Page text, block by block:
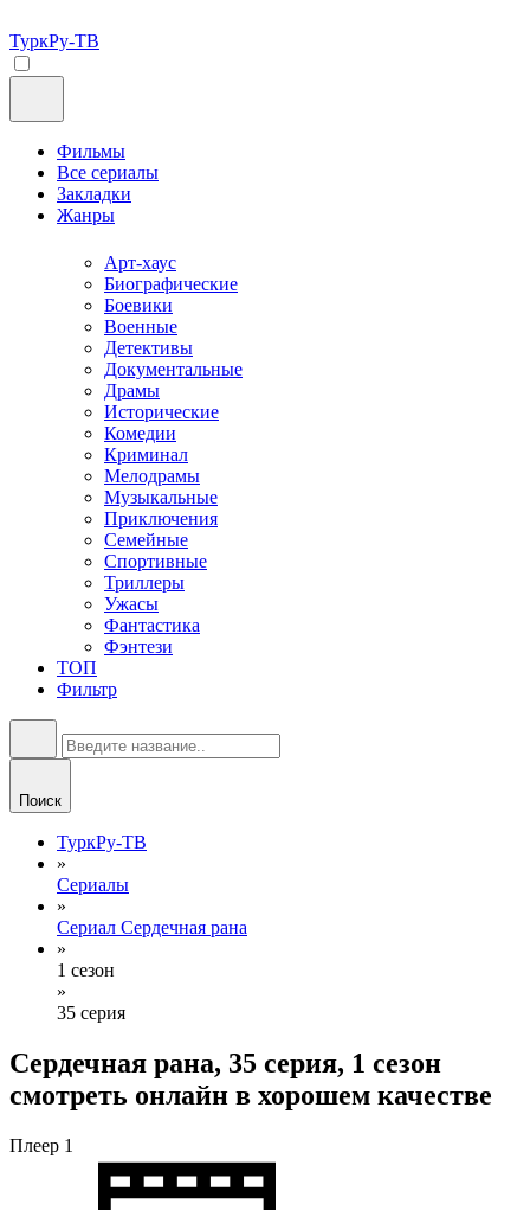
ТуркРу-ТВ
Фильмы
Все сериалы
Закладки
Жанры
Арт-хаус
Биографические
Боевики
Военные
Детективы
Документальные
Драмы
Исторические
Комедии
Криминал
Мелодрамы
Музыкальные
Приключения
Семейные
Спортивные
Триллеры
Ужасы
Фантастика
Фэнтези
ТОП
Фильтр
Поиск
ТуркРу-ТВ
»
Сериалы
»
Сериал Сердечная рана
»
1 сезон
»
35 серия
Сердечная рана, 35 серия, 1 сезон
смотреть онлайн в хорошем качестве
Плеер 1